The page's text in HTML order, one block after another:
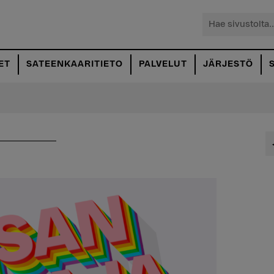
Hae
SATEENKAARITIETO PALVELUT JÄRJESTÖ